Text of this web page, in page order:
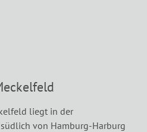
liegt in der
von Hamburg-Harburg